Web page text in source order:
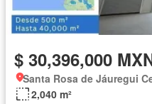
$ 30,396,000
Santa Rosa de Jáuregui
2,040 m²